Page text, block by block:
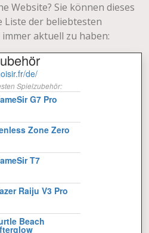
Website? Sie können dieses
Liste der beliebtesten
aktuell zu haben: